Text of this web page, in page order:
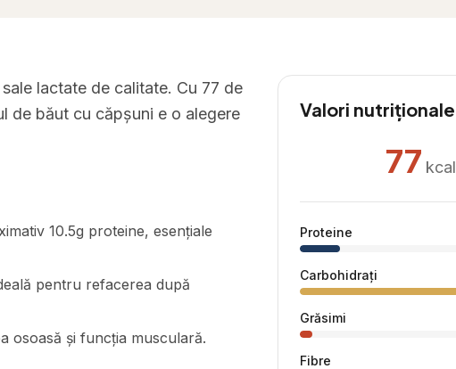
lactate de calitate. Cu 77 de
de băut cu căpșuni e o alegere
10.5g proteine, esențiale
pentru refacerea după
osoasă și funcția musculară.
Valori nutriționale
77 kcal
Proteine
Carbohidrați
Grăsimi
Fibre